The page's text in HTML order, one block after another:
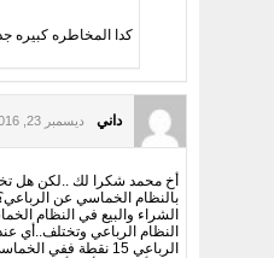
كدا المخاطره كبيره
داني ديسمبر 23, 2016 at 7:53 ص
بالنظام الخماسي عن
الشراء والبيع في النظام
النظام الرباعي وتختلف..أي